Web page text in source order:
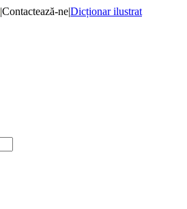
|Contactează-ne|Dicționar ilustrat